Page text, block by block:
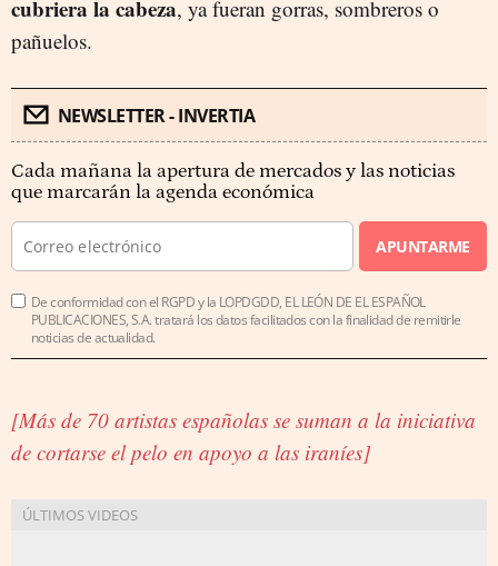
cubriera la cabeza, ya fueran gorras, sombreros o
pañuelos.
NEWSLETTER - INVERTIA
Cada mañana la apertura de mercados y las noticias
que marcarán la agenda económica
APUNTARME
De conformidad con el RGPD y la LOPDGDD, EL LEÓN DE EL ESPAÑOL
PUBLICACIONES, S.A. tratará los datos facilitados con la finalidad de remitirle
noticias de actualidad.
[Más de 70 artistas españolas se suman a la iniciativa
de cortarse el pelo en apoyo a las iraníes]